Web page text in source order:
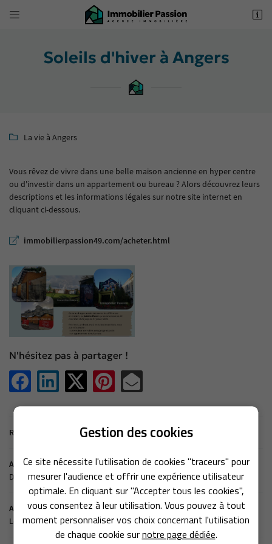
Gestion des cookies
Ce site nécessite l'utilisation de cookies "traceurs" pour
mesurer l'audience et offrir une expérience utilisateur
optimale. En cliquant sur "Accepter tous les cookies",
vous consentez à leur utilisation. Vous pouvez à tout
moment personnaliser vos choix concernant l'utilisation
de chaque cookie surnotre page dédiée.

- SUIVI
ACHETER

02 41 18 18 70
62 Boulevard Foch
02 41 18 18 70
 Adresse email de réception
Rafraîchir le captcha
En cochant cette case, vous consentez à recevoir nos propositions commerciales à l'adresse
email indiqué ci-dessus. Vous pouvez vous désinscrire à tout moment en utilisant
Inscription
Soleils d'hiver à Angers
 La vie à Angers
Vous rêvez de vivre dans une belle maison ancienne en hyper centre
ou d'investir dans un appartement ou bureau ? Alors découvrez leurs
descriptions et les informations légales sur notre site internet en
cliquant ci-dessous.
immobilierpassion49.com/acheter.html
N'hésitez pas à partager !
Retour aux actualités
Actualité précédente
Diagnostics immobiliers
Actualité suivante
Le jardin des beaux-arts